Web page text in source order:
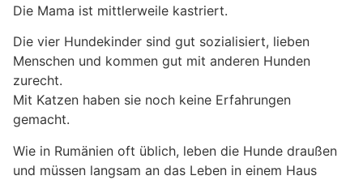
Die Mama ist mittlerweile kastriert.
Die vier Hundekinder sind gut sozialisiert, lieben
Menschen und kommen gut mit anderen Hunden
zurecht.
Mit Katzen haben sie noch keine Erfahrungen
gemacht.
Wie in Rumänien oft üblich, leben die Hunde draußen
und müssen langsam an das Leben in einem Haus